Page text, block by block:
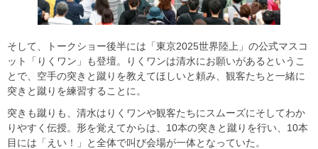
そして、トークショー後半には「東京2025世界陸上」の公式マスコ
ット「りくワン」も登壇。りくワンは清水にお願いがあるというこ
とで、空手の突きと蹴りを教えてほしいと頼み、観客たちと一緒に
突きと蹴りを練習することに。
突きも蹴りも、清水はりくワンや観客たちにスムーズにそしてわか
りやすく伝授。形を覚えてからは、10本の突きと蹴りを行い、10本
目には「えい！」と全体で叫び会場が一体となっていた。